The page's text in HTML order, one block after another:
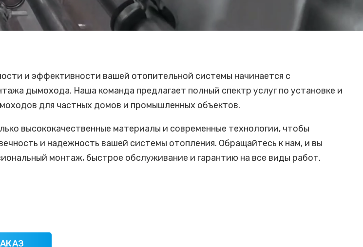
и эффективности вашей отопительной системы начинается с
дымохода. Наша команда предлагает полный спектр услуг по установке и
для частных домов и промышленных объектов.
высококачественные материалы и современные технологии, чтобы
и надежность вашей системы отопления. Обращайтесь к нам, и вы
монтаж, быстрое обслуживание и гарантию на все виды работ.